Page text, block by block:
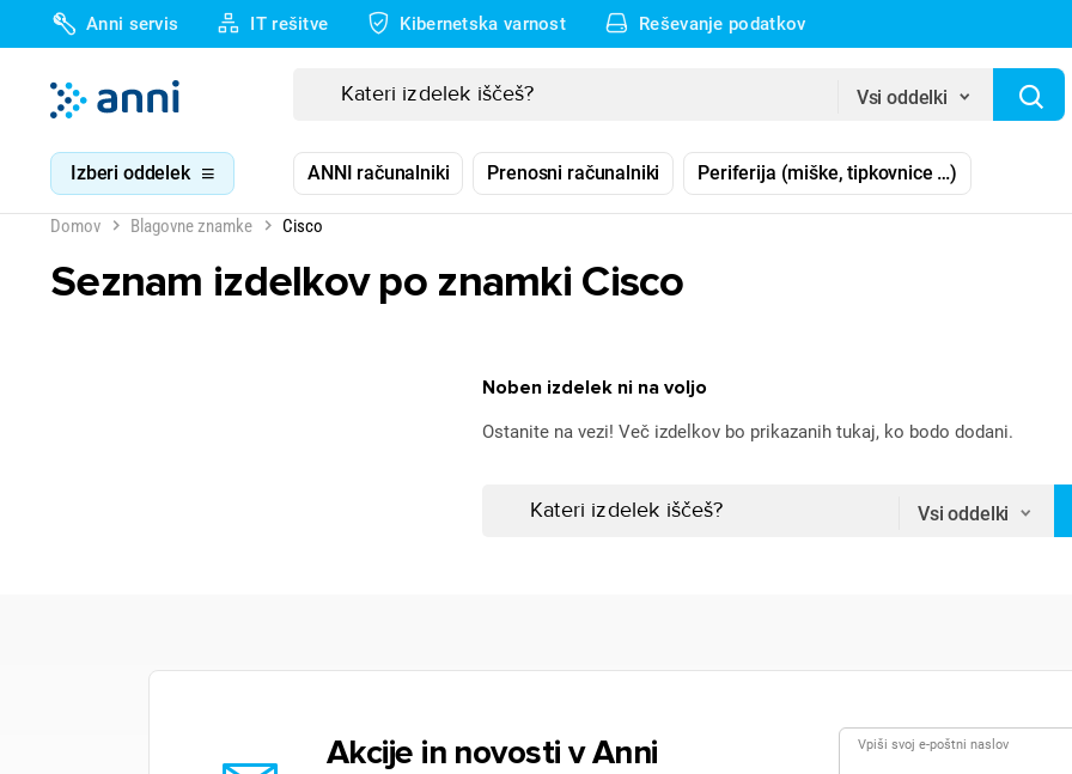
Anni servis IT rešitve Kibernetska varnost Reševanje podatkov
Vsi oddelki
Izberi oddelek ANNI računalniki Prenosni računalniki Periferija (miške, tipkovnice …)
Domov Blagovne znamke Cisco
Seznam izdelkov po znamki Cisco
Noben izdelek ni na voljo
Ostanite na vezi! Več izdelkov bo prikazanih tukaj, ko bodo dodani.
Vsi oddelki
Akcije in novosti v Anni Vpiši svoj e-poštni naslov